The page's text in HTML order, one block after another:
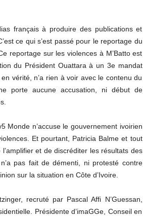
français à produire des publications et
ce qui s’est passé pour le reportage du
reportage sur les violences à M’Batto est
du Président Ouattara à un 3e mandat
vérité, n’a rien à voir avec le contenu du
porte aucune accusation, ni début de
Monde n’accuse le gouvernement ivoirien
Et pourtant, Patricia Balme et tout
et de discréditer les résultats des
pas fait de démenti, ni protesté contre
sur la situation en Côte d’Ivoire.
recruté par Pascal Affi N’Guessan,
Présidente d’imaGGe, Conseil en